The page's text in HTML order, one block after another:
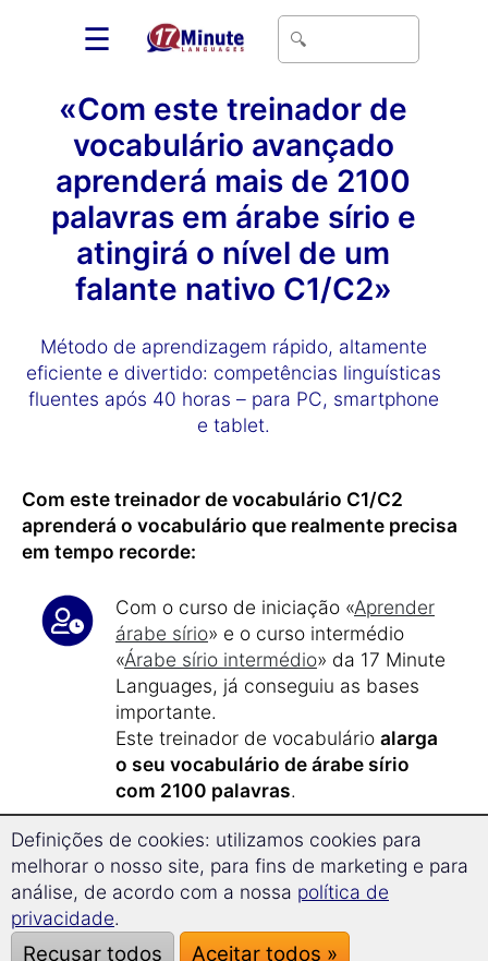
☰
«Com este treinador de
vocabulário avançado
aprenderá mais de 2100
palavras em árabe sírio e
atingirá o nível de um
falante nativo C1/C2»
Método de aprendizagem rápido, altamente
eficiente e divertido: competências linguísticas
fluentes após 40 horas – para PC, smartphone
e tablet.
Com este treinador de vocabulário C1/C2
aprenderá o vocabulário que realmente precisa
em tempo recorde:
Com o curso de iniciação «Aprender
árabe sírio» e o curso intermédio
«Árabe sírio intermédio» da 17 Minute
Languages, já conseguiu as bases
importante.
Este treinador de vocabulário alarga
o seu vocabulário de árabe sírio
com 2100 palavras.
Com apenas17 minutos de tempo de
aprendizagem por dia , aprenderá de
forma eficiente e orientada.
Após cerca de 40 horas de
Definições de cookies: utilizamos cookies para
melhorar o nosso site, para fins de marketing e para
análise, de acordo com a nossa política de
privacidade.
Recusar todos Aceitar todos »